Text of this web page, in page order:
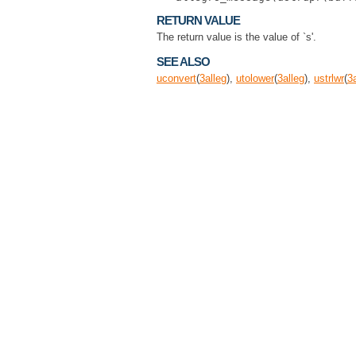
RETURN VALUE
The return value is the value of `s'.
SEE ALSO
uconvert(3alleg), utolower(3alleg), ustrlwr(3